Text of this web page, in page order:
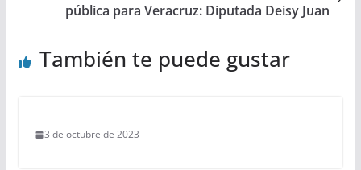
pública para Veracruz: Diputada Deisy Juan
También te puede gustar
3 de octubre de 2023